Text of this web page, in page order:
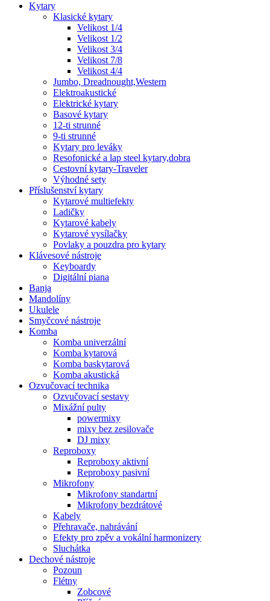
Kytary
Klasické kytary
Velikost 1/4
Velikost 1/2
Velikost 3/4
Velikost 7/8
Velikost 4/4
Jumbo, Dreadnought,Western
Elektroakustické
Elektrické kytary
Basové kytary
12-ti strunné
9-ti strunné
Kytary pro leváky
Resofonické a lap steel kytary,dobra
Cestovní kytary-Traveler
Výhodné sety
Příslušenství kytary
Kytarové multiefekty
Ladičky
Kytarové kabely
Kytarové vysílačky
Povlaky a pouzdra pro kytary
Klávesové nástroje
Keyboardy
Digitální piana
Banja
Mandolíny
Ukulele
Smyčcové nástroje
Komba
Komba univerzální
Komba kytarová
Komba baskytarová
Komba akustická
Ozvučovací technika
Ozvučovací sestavy
Mixážní pulty
powermixy
mixy bez zesilovače
DJ mixy
Reproboxy
Reproboxy aktivní
Reproboxy pasivní
Mikrofony
Mikrofony standartní
Mikrofony bezdrátové
Kabely
Přehravače, nahrávání
Efekty pro zpěv a vokální harmonizery
Sluchátka
Dechové nástroje
Pozoun
Flétny
Zobcové